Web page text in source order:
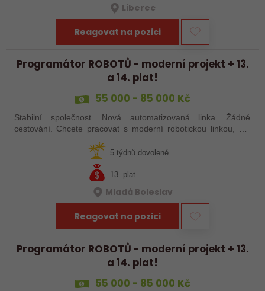
Liberec
Reagovat na pozici
Programátor ROBOTŮ - moderní projekt + 13.
a 14. plat!
55 000 - 85 000 Kč
Stabilní společnost. Nová automatizovaná linka. Žádné
cestování. Chcete pracovat s moderní robotickou linkou, ale
šikovné absolventy…
5 týdnů dovolené
13. plat
Mladá Boleslav
Reagovat na pozici
Programátor ROBOTŮ - moderní projekt + 13.
a 14. plat!
55 000 - 85 000 Kč